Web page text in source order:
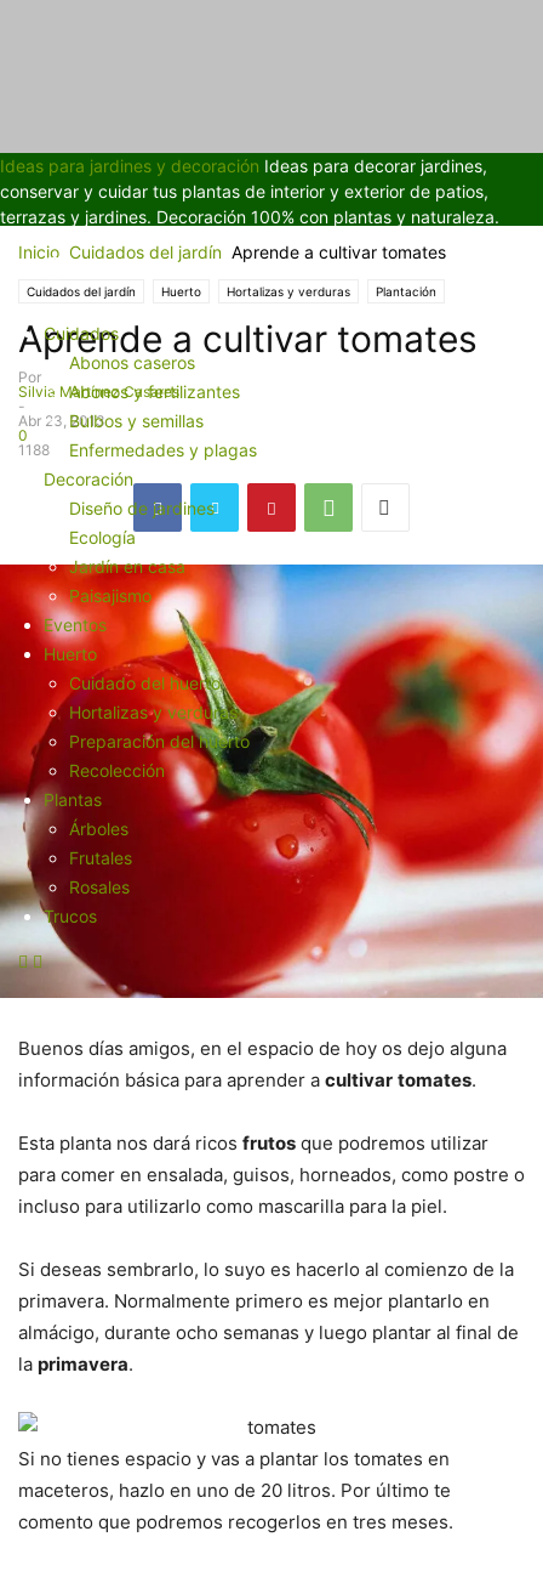
Ideas para jardines y decoración Ideas para decorar jardines,
conservar y cuidar tus plantas de interior y exterior de patios,
terrazas y jardines. Decoración 100% con plantas y naturaleza.
Cuidados
Abonos caseros
Abonos y fertilizantes
Bulbos y semillas
Enfermedades y plagas
Decoración
Diseño de jardines
Ecología
Jardín en casa
Paisajismo
Eventos
Huerto
Cuidado del huerto
Hortalizas y verduras
Preparación del huerto
Recolección
Plantas
Árboles
Frutales
Rosales
Trucos
Inicio Cuidados del jardín Aprende a cultivar tomates
Cuidados del jardín Huerto Hortalizas y verduras Plantación
Plantas de jardín Plantas trepadoras
Aprende a cultivar tomates
Por
Silvia Martínez Casares
-
Abr 23, 2013
0
1188
Buenos días amigos, en el espacio de hoy os dejo alguna
información básica para aprender a cultivar tomates.
Esta planta nos dará ricos frutos que podremos utilizar
para comer en ensalada, guisos, horneados, como postre o
incluso para utilizarlo como mascarilla para la piel.
Si deseas sembrarlo, lo suyo es hacerlo al comienzo de la
primavera. Normalmente primero es mejor plantarlo en
almácigo, durante ocho semanas y luego plantar al final de
la primavera.
Si no tienes espacio y vas a plantar los tomates en
maceteros, hazlo en uno de 20 litros. Por último te
comento que podremos recogerlos en tres meses.